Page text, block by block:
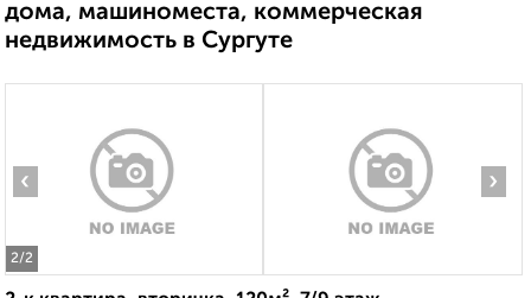
дома, машиноместа, коммерческая
недвижимость в Сургуте
2/2
‹ ›